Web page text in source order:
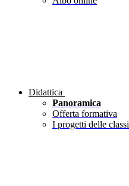
Didattica
Panoramica
Offerta formativa
I progetti delle classi